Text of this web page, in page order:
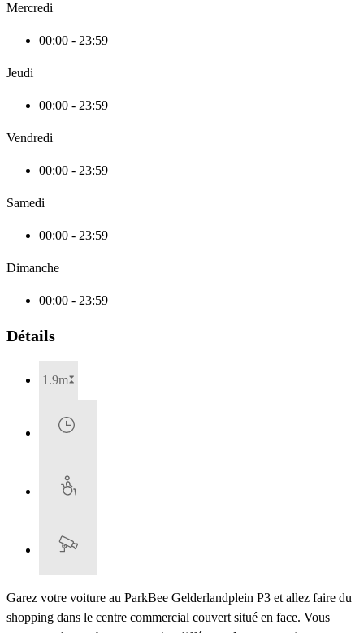
Mercredi
00:00 - 23:59
Jeudi
00:00 - 23:59
Vendredi
00:00 - 23:59
Samedi
00:00 - 23:59
Dimanche
00:00 - 23:59
Détails
1.9m
Garez votre voiture au ParkBee Gelderlandplein P3 et allez faire du
shopping dans le centre commercial couvert situé en face. Vous